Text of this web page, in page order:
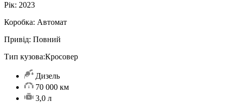
Рік: 2023
Коробка: Автомат
Привід: Повний
Тип кузова:Кросовер
Дизель
70 000 км
3,0 л